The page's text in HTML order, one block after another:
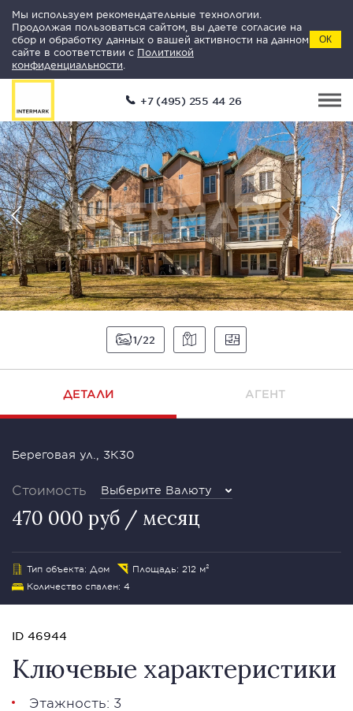
Мы используем рекомендательные технологии.
Продолжая пользоваться сайтом, вы даете согласие на
сбор и обработку данных о вашей активности на данном
сайте в соответствии с Политикой
конфиденциальности
ОК
+7 (495) 255 44 26
1 22
ДЕТАЛИ АГЕНТ
Береговая ул., 3К30
Стоимость Выберите Валюту
470 000 руб / месяц
Тип объекта: Дом
Площадь: 212 м²
Количество спален: 4
ID 46944
Ключевые характеристики
Этажность: 3